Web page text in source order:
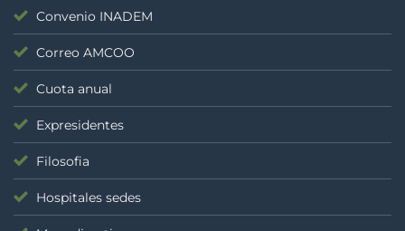
Convenio INADEM
Correo AMCOO
Cuota anual
Expresidentes
Filosofia
Hospitales sedes